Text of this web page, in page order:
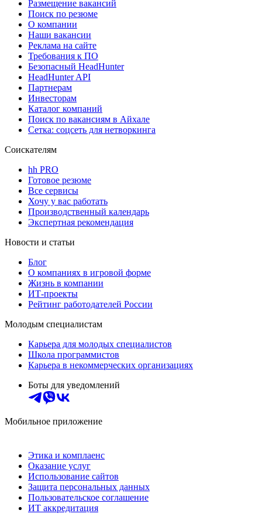
Размещение вакансий
Поиск по резюме
О компании
Наши вакансии
Реклама на сайте
Требования к ПО
Безопасный HeadHunter
HeadHunter API
Партнерам
Инвесторам
Каталог компаний
Поиск по вакансиям в Айхале
Сетка: соцсеть для нетворкинга
Соискателям
hh PRO
Готовое резюме
Все сервисы
Хочу у вас работать
Производственный календарь
Экспертная рекомендация
Новости и статьи
Блог
О компаниях в игровой форме
Жизнь в компании
ИТ-проекты
Рейтинг работодателей России
Молодым специалистам
Карьера для молодых специалистов
Школа программистов
Карьера в некоммерческих организациях
Боты для уведомлений
Мобильное приложение
Этика и комплаенс
Оказание услуг
Использование сайтов
Защита персональных данных
Пользовательское соглашение
ИТ аккредитация